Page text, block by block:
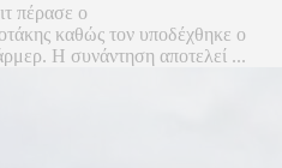
πέρασε ο
καθώς τον υποδέχθηκε ο
Η συνάντηση αποτελεί ...